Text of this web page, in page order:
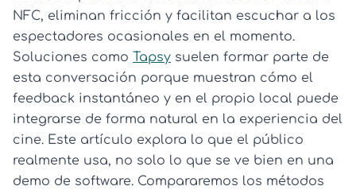
NFC, eliminan fricción y facilitan escuchar a los
espectadores ocasionales en el momento.
Soluciones como Tapsy suelen formar parte de
esta conversación porque muestran cómo el
feedback instantáneo y en el propio local puede
integrarse de forma natural en la experiencia del
cine. Este artículo explora lo que el público
realmente usa, no solo lo que se ve bien en una
demo de software. Compararemos los métodos